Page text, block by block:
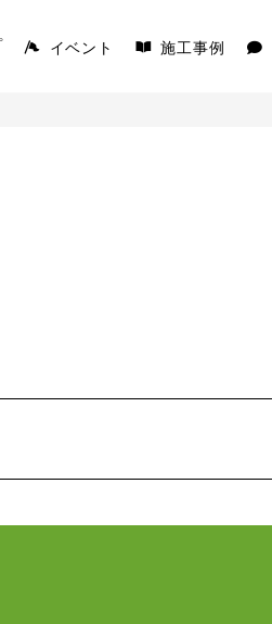
イベント 施工事例